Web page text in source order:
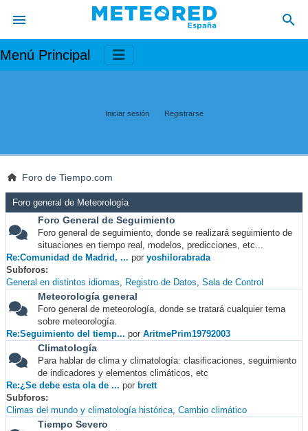
Menú Principal
Iniciar sesión Registrarse
Foro de Tiempo.com
Foro general de Meteorología
Foro General de Seguimiento
Foro general de seguimiento, donde se realizará seguimiento de
situaciones en tiempo real, modelos, predicciones, etc...
Re:Comunidad de Madrid, ... por yoshilorabrada
Subforos
General en distintos idiomas
Registro de Datos Sala de Control
Meteorología general
Foro general de meteorología, donde se tratará cualquier tema
sobre meteorología.
Re:Seguimiento del tiemp... por AritmePrim19792003
Climatología
Para hablar de clima y climatología: clasificaciones, seguimiento
de indicadores y elementos climáticos, etc
Re:¿Se debe esta ola de ... por brett
Subforos
Climas del mundo y climatología histórica Cambio climático
Tiempo Severo